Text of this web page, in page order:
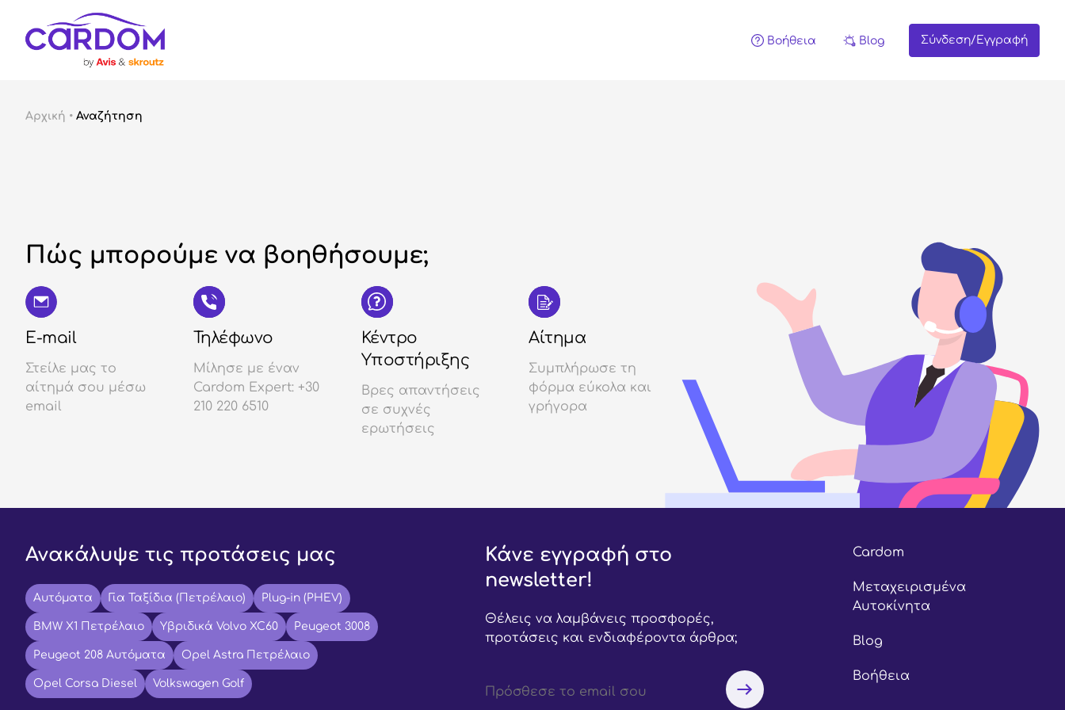
Βοήθεια Blog Σύνδεση/Εγγραφή
Αρχική • Αναζήτηση
Πώς μπορούμε να βοηθήσουμε;
E-mail
Στείλε μας το
αίτημά σου μέσω
email
Τηλέφωνο
Μίλησε με έναν
Cardom Expert: +30
210 220 6510
Κέντρο
Υποστήριξης
Βρες απαντήσεις
σε συχνές
ερωτήσεις
Αίτημα
Συμπλήρωσε τη
φόρμα εύκολα και
γρήγορα
Ανακάλυψε τις προτάσεις μας
Αυτόματα Για Ταξίδια (Πετρέλαιο) Plug-in (PHEV)
BMW X1 Πετρέλαιο Υβριδικά Volvo XC60 Peugeot 3008
Peugeot 208 Αυτόματα Opel Astra Πετρέλαιο
Opel Corsa Diesel Volkswagen Golf
Κάνε εγγραφή στο
newsletter!
Θέλεις να λαμβάνεις προσφορές,
προτάσεις και ενδιαφέροντα άρθρα;
Cardom
Μεταχειρισμένα
Αυτοκίνητα
Blog
Βοήθεια